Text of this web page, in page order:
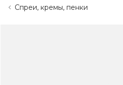
Спреи, кремы, пенки